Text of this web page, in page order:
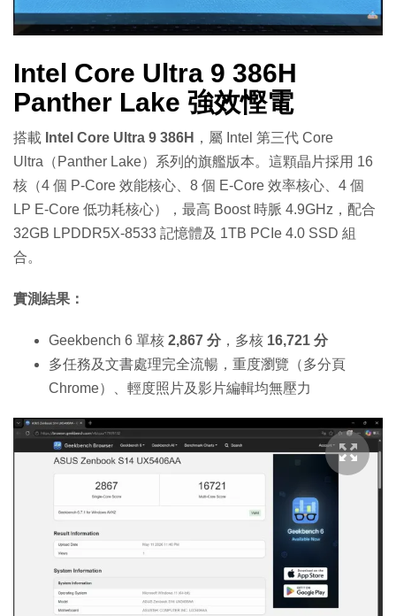
Intel Core Ultra 9 386H
Panther Lake 強效慳電
搭載 Intel Core Ultra 9 386H ，屬 Intel 第三代 Core
Ultra（Panther Lake）系列的旗艦版本。這顆晶片採用 16
核（4 個 P-Core 效能核心、8 個 E-Core 效率核心、4 個
LP E-Core 低功耗核心），最高 Boost 時脈 4.9GHz，配合
32GB LPDDR5X-8533 記憶體及 1TB PCIe 4.0 SSD 組
合。
實測結果：
Geekbench 6 單核 2,867 分 ，多核 16,721 分
多任務及文書處理完全流暢，重度瀏覽（多分頁
Chrome）、輕度照片及影片編輯均無壓力